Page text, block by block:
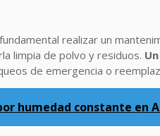
realizar un
limpia de polvo y residuos.
de emergencia o
humedad constante en